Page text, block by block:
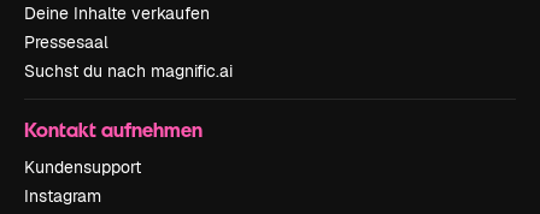
Deine Inhalte verkaufen
Pressesaal
Suchst du nach magnific.ai
Kontakt aufnehmen
Kundensupport
Instagram